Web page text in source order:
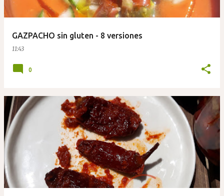
GAZPACHO sin gluten - 8 versiones
11:43
0